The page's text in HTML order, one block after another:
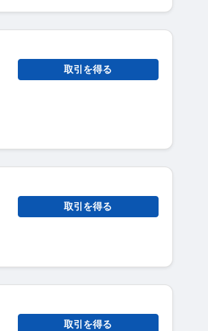
取引を得る
取引を得る
取引を得る